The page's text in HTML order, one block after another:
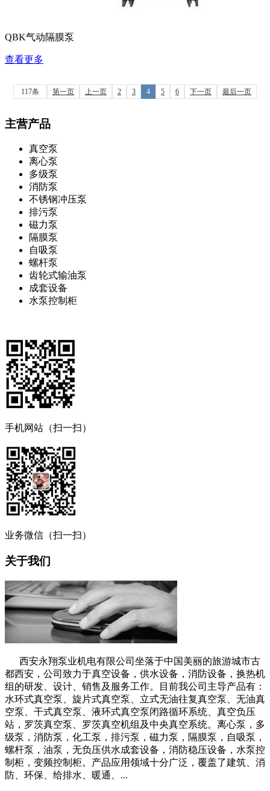
QBK气动隔膜泵
查看更多
117条 第一页 上一页 2 3 4 5 6 下一页 最后一页
主营产品
真空泵
离心泵
多级泵
消防泵
不锈钢冲压泵
排污泵
磁力泵
隔膜泵
自吸泵
螺杆泵
齿轮式输油泵
成套设备
水泵控制柜
手机网站（扫一扫）
业务微信（扫一扫）
关于我们
西安永翔泵业机电有限公司坐落于中国美丽的旅游城市古
都西安，公司致力于真空设备，供水设备，消防设备，换热机
组的研发、设计、销售及服务工作。目前我公司主导产品有：
水环式真空泵、旋片式真空泵、立式无油往复真空泵、无油真
空泵、干式真空泵、液环式真空泵闭路循环系统、真空负压
站，罗茨真空泵、罗茨真空机组及中央真空系统。离心泵，多
级泵，消防泵，化工泵，排污泵，磁力泵，隔膜泵，自吸泵，
螺杆泵，油泵，无负压供水成套设备，消防稳压设备，水泵控
制柜，变频控制柜。产品应用领域十分广泛，覆盖了建筑、消
防、环保、给排水、暖通、...